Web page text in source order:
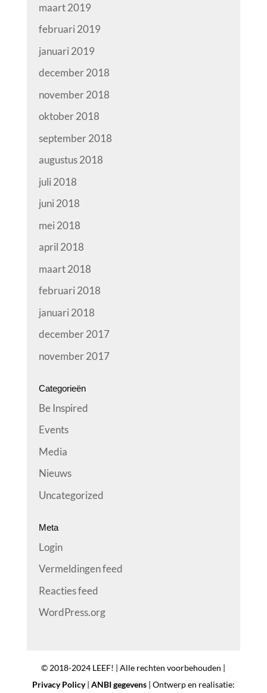
maart 2019
februari 2019
januari 2019
december 2018
november 2018
oktober 2018
september 2018
augustus 2018
juli 2018
juni 2018
mei 2018
april 2018
maart 2018
februari 2018
januari 2018
december 2017
november 2017
Categorieën
Be Inspired
Events
Media
Nieuws
Uncategorized
Meta
Login
Vermeldingen feed
Reacties feed
WordPress.org
© 2018-2024 LEEF! | Alle rechten voorbehouden |
Privacy Policy| ANBI gegevens| Ontwerp en realisatie: